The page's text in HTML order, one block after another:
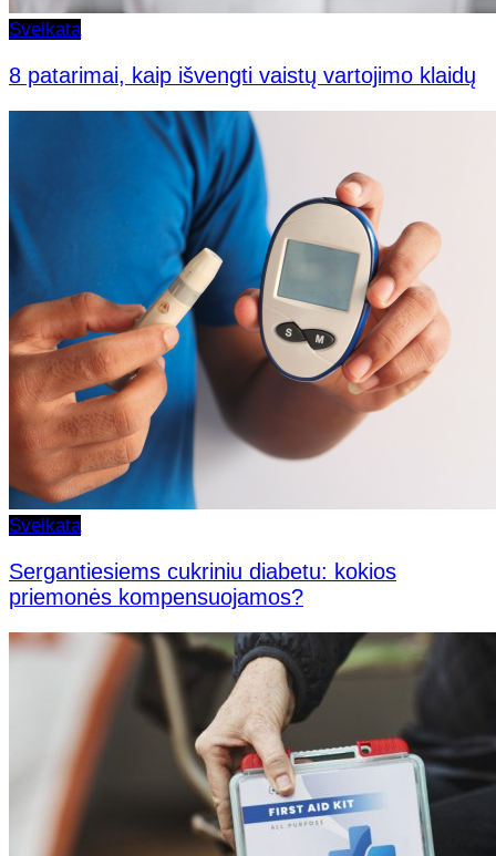
Sveikata
8 patarimai, kaip išvengti vaistų vartojimo klaidų
Sveikata
Sergantiesiems cukriniu diabetu: kokios
priemonės kompensuojamos?